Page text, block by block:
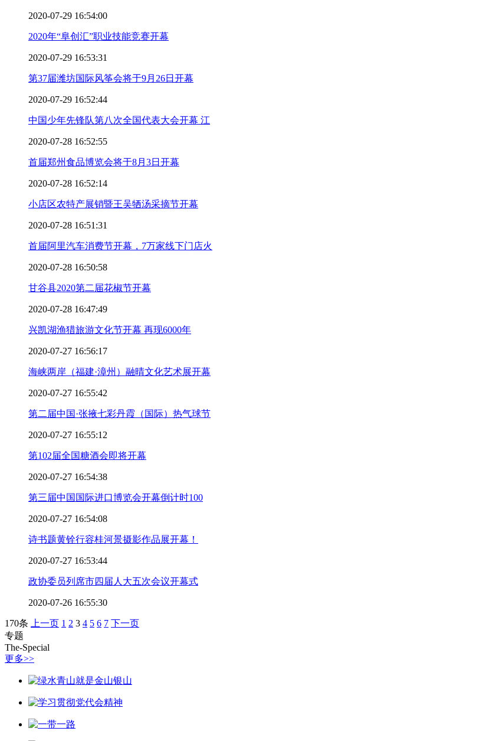
2020-07-29 16:54:00
2020年“阜创汇”职业技能竞赛开幕
2020-07-29 16:53:31
第37届潍坊国际风筝会将于9月26日开幕
2020-07-29 16:52:44
中国少年先锋队第八次全国代表大会开幕 江
2020-07-28 16:52:55
首届郑州食品博览会将于8月3日开幕
2020-07-28 16:52:14
小店区农特产展销暨王吴牺汤采摘节开幕
2020-07-28 16:51:31
首届阿里汽车消费节开幕，7万家线下门店火
2020-07-28 16:50:58
甘谷县2020第二届花椒节开幕
2020-07-28 16:47:49
兴凯湖渔猎旅游文化节开幕 再现6000年
2020-07-27 16:56:17
海峡两岸（福建·漳州）融晴文化艺术展开幕
2020-07-27 16:55:42
第二届中国·张掖七彩丹霞（国际）热气球节
2020-07-27 16:55:12
第102届全国糖酒会即将开幕
2020-07-27 16:54:38
第三届中国国际进口博览会开幕倒计时100
2020-07-27 16:54:08
诗书题黄铨行容桂河景摄影作品展开幕！
2020-07-27 16:53:44
政协委员列席市四届人大五次会议开幕式
2020-07-26 16:55:30
170条 上一页 1 2 3 4 5 6 7 下一页
专题
The-Special
更多>>